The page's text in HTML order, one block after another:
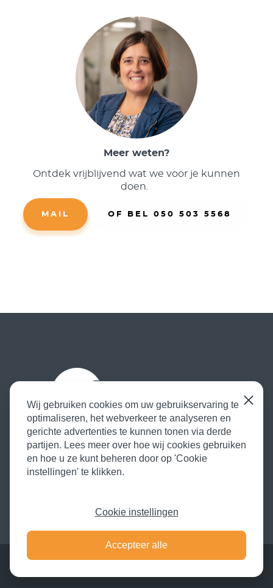
Meer weten?
Ontdek vrijblijvend wat we voor je kunnen
doen.
MAIL OF BEL 050 503 5568
Contact Privacy
Cookie instellingen
050-5035568
info@vosopmaat.nl
Wij gebruiken cookies om uw gebruikservaring te
optimaliseren, het webverkeer te analyseren en
gerichte advertenties te kunnen tonen via derde
partijen. Lees meer over hoe wij cookies gebruiken
en hoe u ze kunt beheren door op 'Cookie
instellingen' te klikken.
Sluiten
Cookie instellingen
Accepteer alle